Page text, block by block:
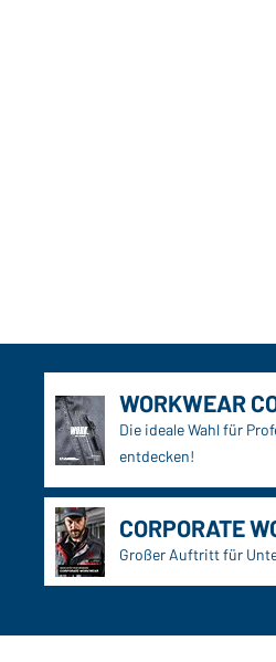
WORKWEAR
Die ideale Wahl für
entdecken!
CORPORATE
Großer Auftritt für